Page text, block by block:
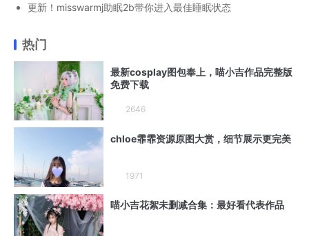
更新！misswarmj助眠2b带你进入最佳睡眠状态
热门
最新cosplay图包奉上，喵小吉作品完整版
免费下载
2646
chloe霏霏资源原图大赏，细节展示更完美
1971
喵小吉花絮未删减合集：最好看代表作品